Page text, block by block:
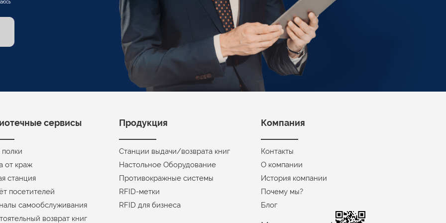
сервисы
от краж
станция
посетителей
самообслуживания
возврат книг
Продукция
Станции выдачи/возврата книг
Настольное Оборудование
Противокражные системы
RFID-метки
RFID для бизнеса
Компания
Контакты
О компании
История компании
Почему мы?
Блог